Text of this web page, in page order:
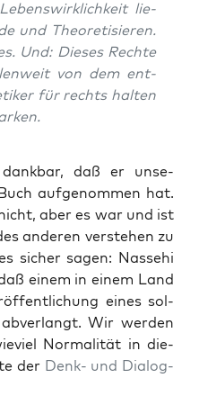
lie­
und Theo­re­ti­sie­ren.
Und: Die­ses Rech­te
von dem ent­
für rechts hal­ten
daß er unse­
auf­ge­nom­men hat.
aber es war und ist
ande­ren ver­ste­hen zu
sicher sagen: Nas­sehi
einem in einem Land
eines sol­
Wir wer­den
Nor­ma­li­tät in die­
der Denk- und Dia­log­